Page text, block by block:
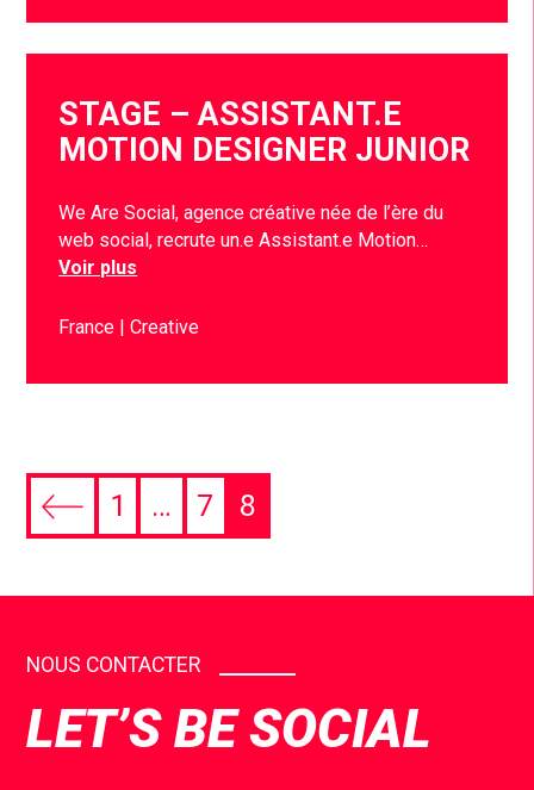
STAGE – ASSISTANT.E
MOTION DESIGNER JUNIOR
We Are Social, agence créative née de l’ère du
web social, recrute un.e Assistant.e Motion…
Voir plus
France Creative
1 … 7 8
NOUS CONTACTER
LET’S BE SOCIAL